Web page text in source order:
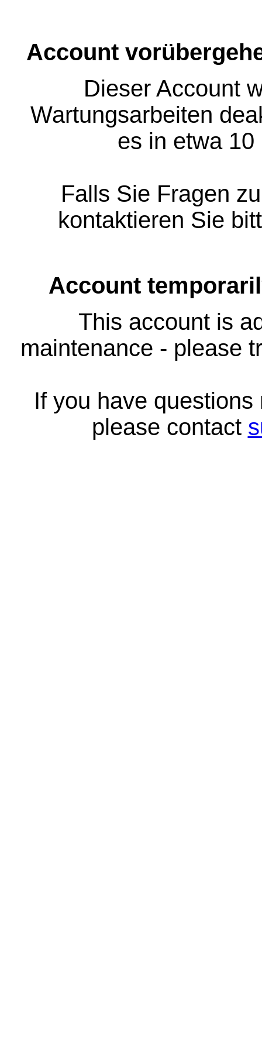
Account
Dieser Account
Wartungsarbeiten
es in etwa
Falls Sie Fragen
kontaktieren Sie
Account
This account is
maintenance - please
If you have
please contact